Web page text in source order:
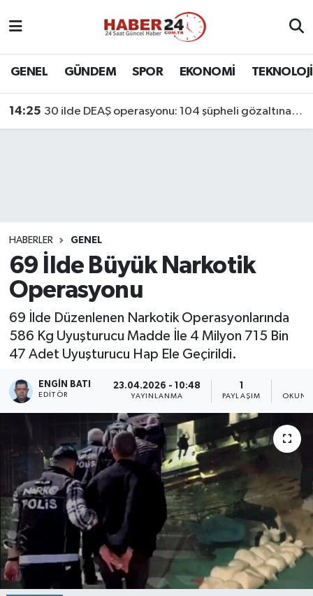
GENEL GÜNDEM SPOR EKONOMİ TEKNOLOJİ
14:25 30 ilde DEAŞ operasyonu: 104 şüpheli gözaltına alındı
HABERLER GENEL
69 İlde Büyük Narkotik
Operasyonu
69 İlde Düzenlenen Narkotik Operasyonlarında
586 Kg Uyuşturucu Madde İle 4 Milyon 715 Bin
47 Adet Uyuşturucu Hap Ele Geçirildi.
ENGIN BATI
EDITÖR
23.04.2026 - 10:48
YAYINLANMA PAYLAŞIM
Nöbetçi Eczaneler
Son Dakika Haberleri
Haber Arşivi